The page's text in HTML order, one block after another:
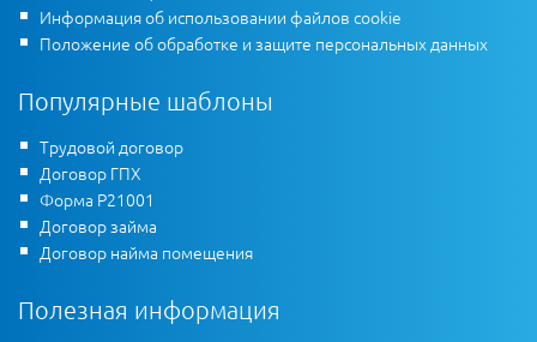
Информация об использовании файлов cookie
Положение об обработке и защите персональных данных
Популярные шаблоны
Трудовой договор
Договор ГПХ
Форма Р21001
Договор займа
Договор найма помещения
Полезная информация